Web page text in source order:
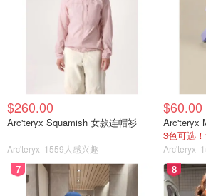
$260.00
Arc'teryx Squamish 女款连帽衫
Arc'teryx 1559人感兴趣
$60.00
Arc'teryx
3色可选
Arc'teryx
7 8